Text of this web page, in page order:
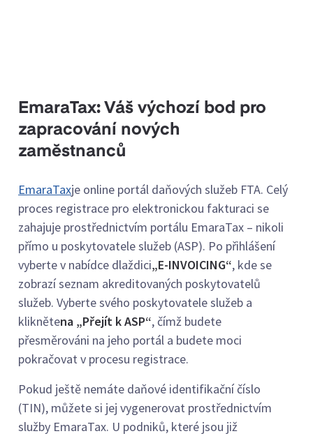
EmaraTax: Váš výchozí bod pro
zapracování nových
zaměstnanců
EmaraTaxje online portál daňových služeb FTA. Celý
proces registrace pro elektronickou fakturaci se
zahajuje prostřednictvím portálu EmaraTax – nikoli
přímo u poskytovatele služeb (ASP). Po přihlášení
vyberte v nabídce dlaždici„E-INVOICING“, kde se
zobrazí seznam akreditovaných poskytovatelů
služeb. Vyberte svého poskytovatele služeb a
kliknětena „Přejít k ASP“, čímž budete
přesměrováni na jeho portál a budete moci
pokračovat v procesu registrace.
Pokud ještě nemáte daňové identifikační číslo
(TIN), můžete si jej vygenerovat prostřednictvím
služby EmaraTax. U podniků, které jsou již